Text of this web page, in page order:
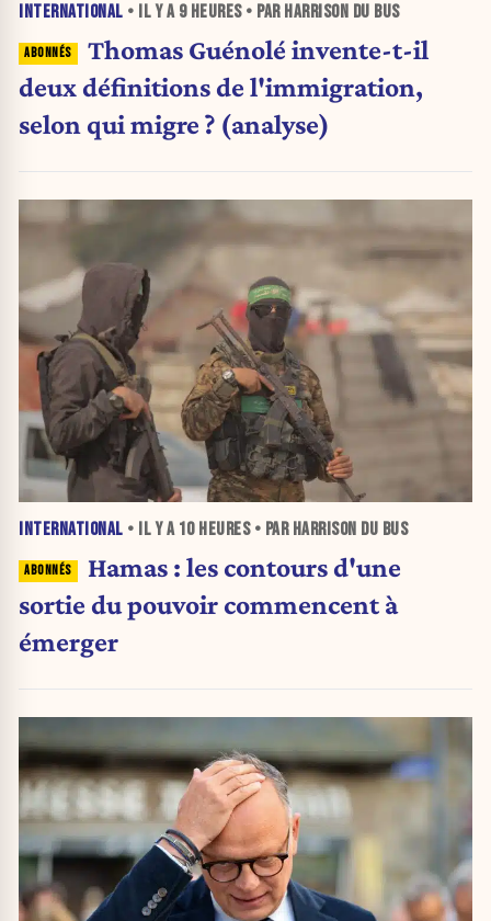
INTERNATIONAL • IL Y A 9 HEURES• PAR HARRISON DU BUS
Thomas Guénolé invente-t-il
deux définitions de l'immigration,
selon qui migre ? (analyse)
INTERNATIONAL • IL Y A 10 HEURES• PAR HARRISON DU BUS
Hamas : les contours d'une
sortie du pouvoir commencent à
émerger